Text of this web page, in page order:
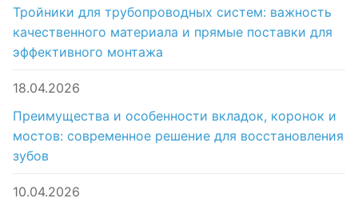
Тройники для трубопроводных систем: важность
качественного материала и прямые поставки для
эффективного монтажа
18.04.2026
Преимущества и особенности вкладок, коронок и
мостов: современное решение для восстановления
зубов
10.04.2026